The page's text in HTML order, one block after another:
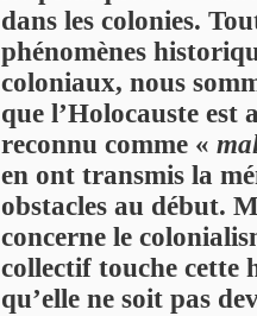
dans les colonies.
phénomènes
coloniaux, nous
que l’Holocauste est
reconnu comme «
en ont transmis la
obstacles au début.
concerne le
collectif touche cette
qu’elle ne soit pas